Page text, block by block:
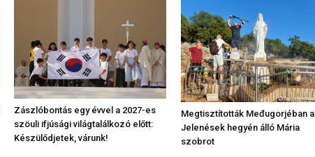
Zászlóbontás egy évvel a 2027-es
szöuli ifjúsági világtalálkozó előtt:
Készülődjetek, várunk!
Megtisztították Međugorjéban a
Jelenések hegyén álló Mária
szobrot